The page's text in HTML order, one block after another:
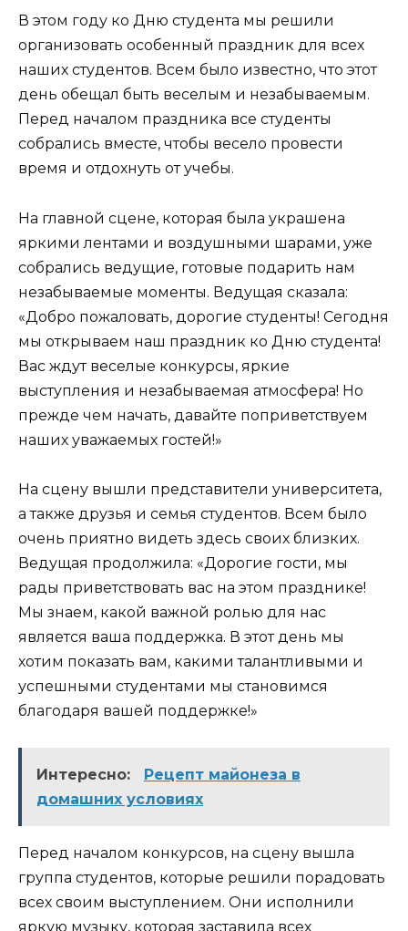
В этом году ко Дню студента мы решили
организовать особенный праздник для всех
наших студентов. Всем было известно, что этот
день обещал быть веселым и незабываемым.
Перед началом праздника все студенты
собрались вместе, чтобы весело провести
время и отдохнуть от учебы.
На главной сцене, которая была украшена
яркими лентами и воздушными шарами, уже
собрались ведущие, готовые подарить нам
незабываемые моменты. Ведущая сказала:
«Добро пожаловать, дорогие студенты! Сегодня
мы открываем наш праздник ко Дню студента!
Вас ждут веселые конкурсы, яркие
выступления и незабываемая атмосфера! Но
прежде чем начать, давайте поприветствуем
наших уважаемых гостей!»
На сцену вышли представители университета,
а также друзья и семья студентов. Всем было
очень приятно видеть здесь своих близких.
Ведущая продолжила: «Дорогие гости, мы
рады приветствовать вас на этом празднике!
Мы знаем, какой важной ролью для нас
является ваша поддержка. В этот день мы
хотим показать вам, какими талантливыми и
успешными студентами мы становимся
благодаря вашей поддержке!»
Интересно:
Рецепт майонеза в
домашних условиях
Перед началом конкурсов, на сцену вышла
группа студентов, которые решили порадовать
всех своим выступлением. Они исполнили
яркую музыку, которая заставила всех